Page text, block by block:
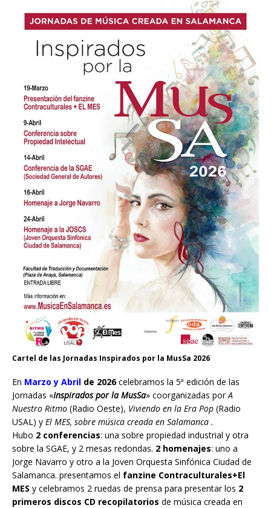
Cartel de las Jornadas Inspirados por la MusSa 2026
En Marzo y Abril de 2026celebramos la 5ª edición de las
Jornadas «Inspirados por la MusSa» coorganizadas porA
Nuestro Ritmo (Radio Oeste), Viviendo en la Era Pop (Radio
USAL) y El MES, sobre música creada en Salamanca .
Hubo 2 conferencias: una sobre propiedad industrial y otra
sobre la SGAE, y 2 mesas redondas. 2 homenajes: uno a
Jorge Navarro y otro a la Joven Orquesta Sinfónica Ciudad de
Salamanca. presentamos el fanzine Contraculturales+El
MES y celebramos 2 ruedas de prensa para presentar los 2
primeros discos CD recopilatorios de música creada en